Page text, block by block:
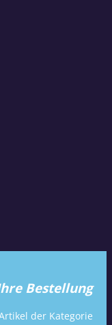
Bestellung
der Kategorie